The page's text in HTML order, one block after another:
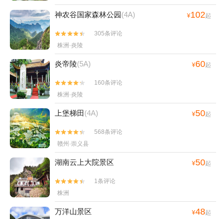
神农谷国家森林公园(4A) ¥102起


305条评论
株洲·炎陵
炎帝陵(5A) ¥60起


160条评论
株洲·炎陵
上堡梯田(4A) ¥50起


568条评论
赣州·崇义县
湖南云上大院景区 ¥50起


1条评论
株洲
万洋山景区 ¥48起